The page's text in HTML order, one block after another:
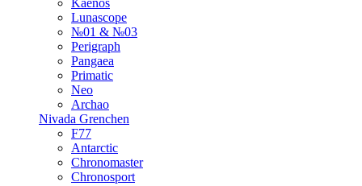
Kaenos
Lunascope
№01 & №03
Perigraph
Pangaea
Primatic
Neo
Archao
Nivada Grenchen
F77
Antarctic
Chronomaster
Chronosport